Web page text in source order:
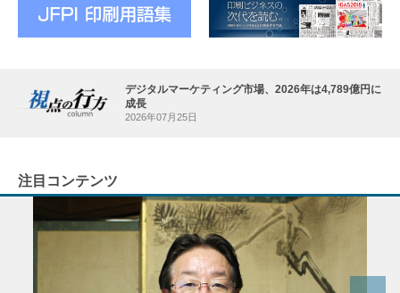
デジタルマーケティング市場、2026年は4,789億円に
成長
2026年07月25日
注目コンテンツ